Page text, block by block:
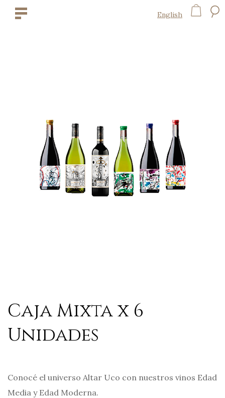
English
Caja Mixta x 6
Unidades
Conocé el universo Altar Uco con nuestros vinos Edad
Media y Edad Moderna.